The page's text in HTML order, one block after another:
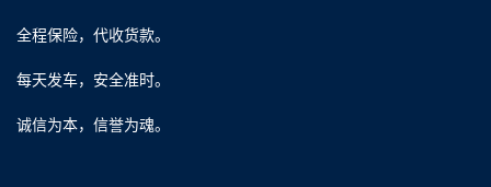
全程保险，代收货款。
每天发车，安全准时。
诚信为本，信誉为魂。